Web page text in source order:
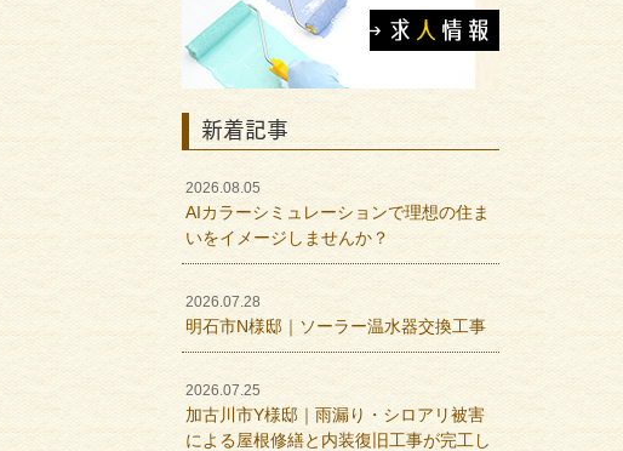
新着記事
2026.08.05
AIカラーシミュレーションで理想の住ま
いをイメージしませんか？
2026.07.28
明石市N様邸｜ソーラー温水器交換工事
2026.07.25
加古川市Y様邸｜雨漏り・シロアリ被害
による屋根修繕と内装復旧工事が完工し